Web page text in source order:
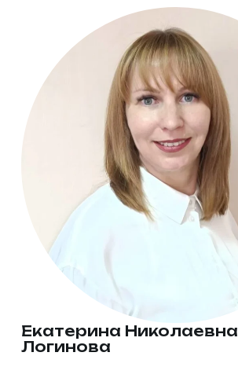
Екатерина Николаевна
Логинова